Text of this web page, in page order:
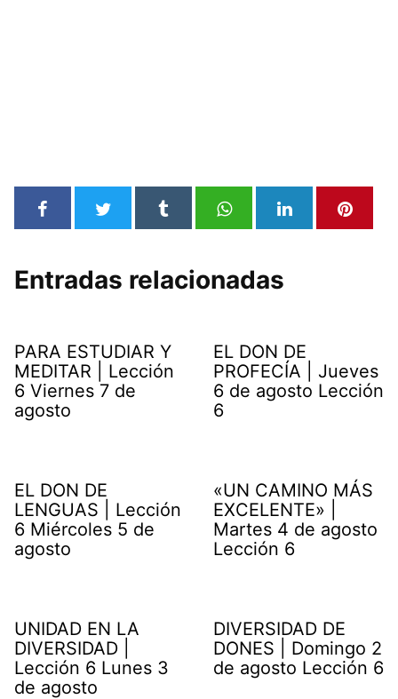
Entradas relacionadas
PARA ESTUDIAR Y
MEDITAR | Lección
6 Viernes 7 de
agosto
EL DON DE
PROFECÍA | Jueves
6 de agosto Lección
6
EL DON DE
LENGUAS | Lección
6 Miércoles 5 de
agosto
«UN CAMINO MÁS
EXCELENTE» |
Martes 4 de agosto
Lección 6
UNIDAD EN LA
DIVERSIDAD |
Lección 6 Lunes 3
de agosto
DIVERSIDAD DE
DONES | Domingo 2
de agosto Lección 6